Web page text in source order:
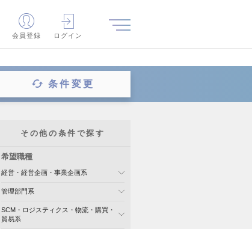
会員登録 ログイン
条件変更
その他の条件で探す
希望職種
経営・経営企画・事業企画系
管理部門系
SCM・ロジスティクス・物流・購買・
貿易系